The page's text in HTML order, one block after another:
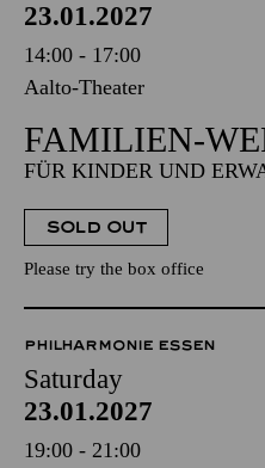
23.01.2027
14:00 - 17:00
Aalto-Theater
FAMILIEN-
FÜR KINDER UND
SOLD OUT
Please try the box office
PHILHARMONIE ESSEN
Saturday
23.01.2027
19:00 - 21:00